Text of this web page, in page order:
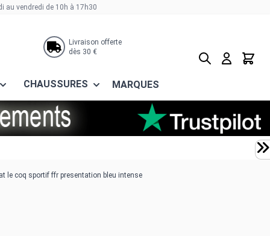
au vendredi de 10h à 17h30
Livraison offerte
dès 30 €
CHAUSSURES MARQUES
Rechercher
Panier
le coq sportif ffr presentation bleu intense